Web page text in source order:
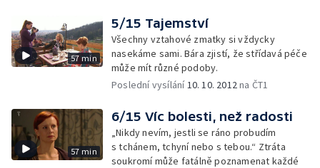
57 min
5/15 Tajemství
Všechny vztahové zmatky si vždycky
nasekáme sami. Bára zjistí, že střídavá péče
může mít různé podoby.
Poslední vysílání10. 10. 2012na ČT1
57 min
6/15 Víc bolesti, než radosti
„Nikdy nevím, jestli se ráno probudím
s tchánem, tchyní nebo s tebou.“ Ztráta
soukromí může fatálně poznamenat každé